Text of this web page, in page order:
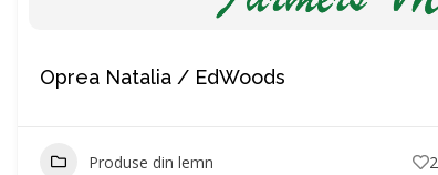
Oprea Natalia / EdWoods
Produse din lemn